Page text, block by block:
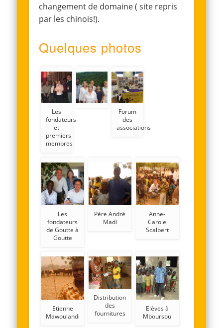
changement de domaine ( site repris
par les chinois!).
Quelques photos
Les
fondateurs
et
premiers
membres
Forum
des
associations
Les
fondateurs
de Goutte à
Goutte
Père André
Madi
Anne-
Carole
Scalbert
Etienne
Mawoulandi
Distribution
des
fournitures
Elèves à
Mboursou